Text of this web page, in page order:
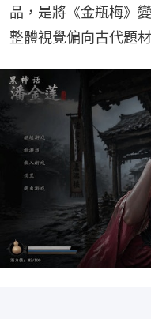
品，是將《金瓶梅》
整體視覺偏向古代題